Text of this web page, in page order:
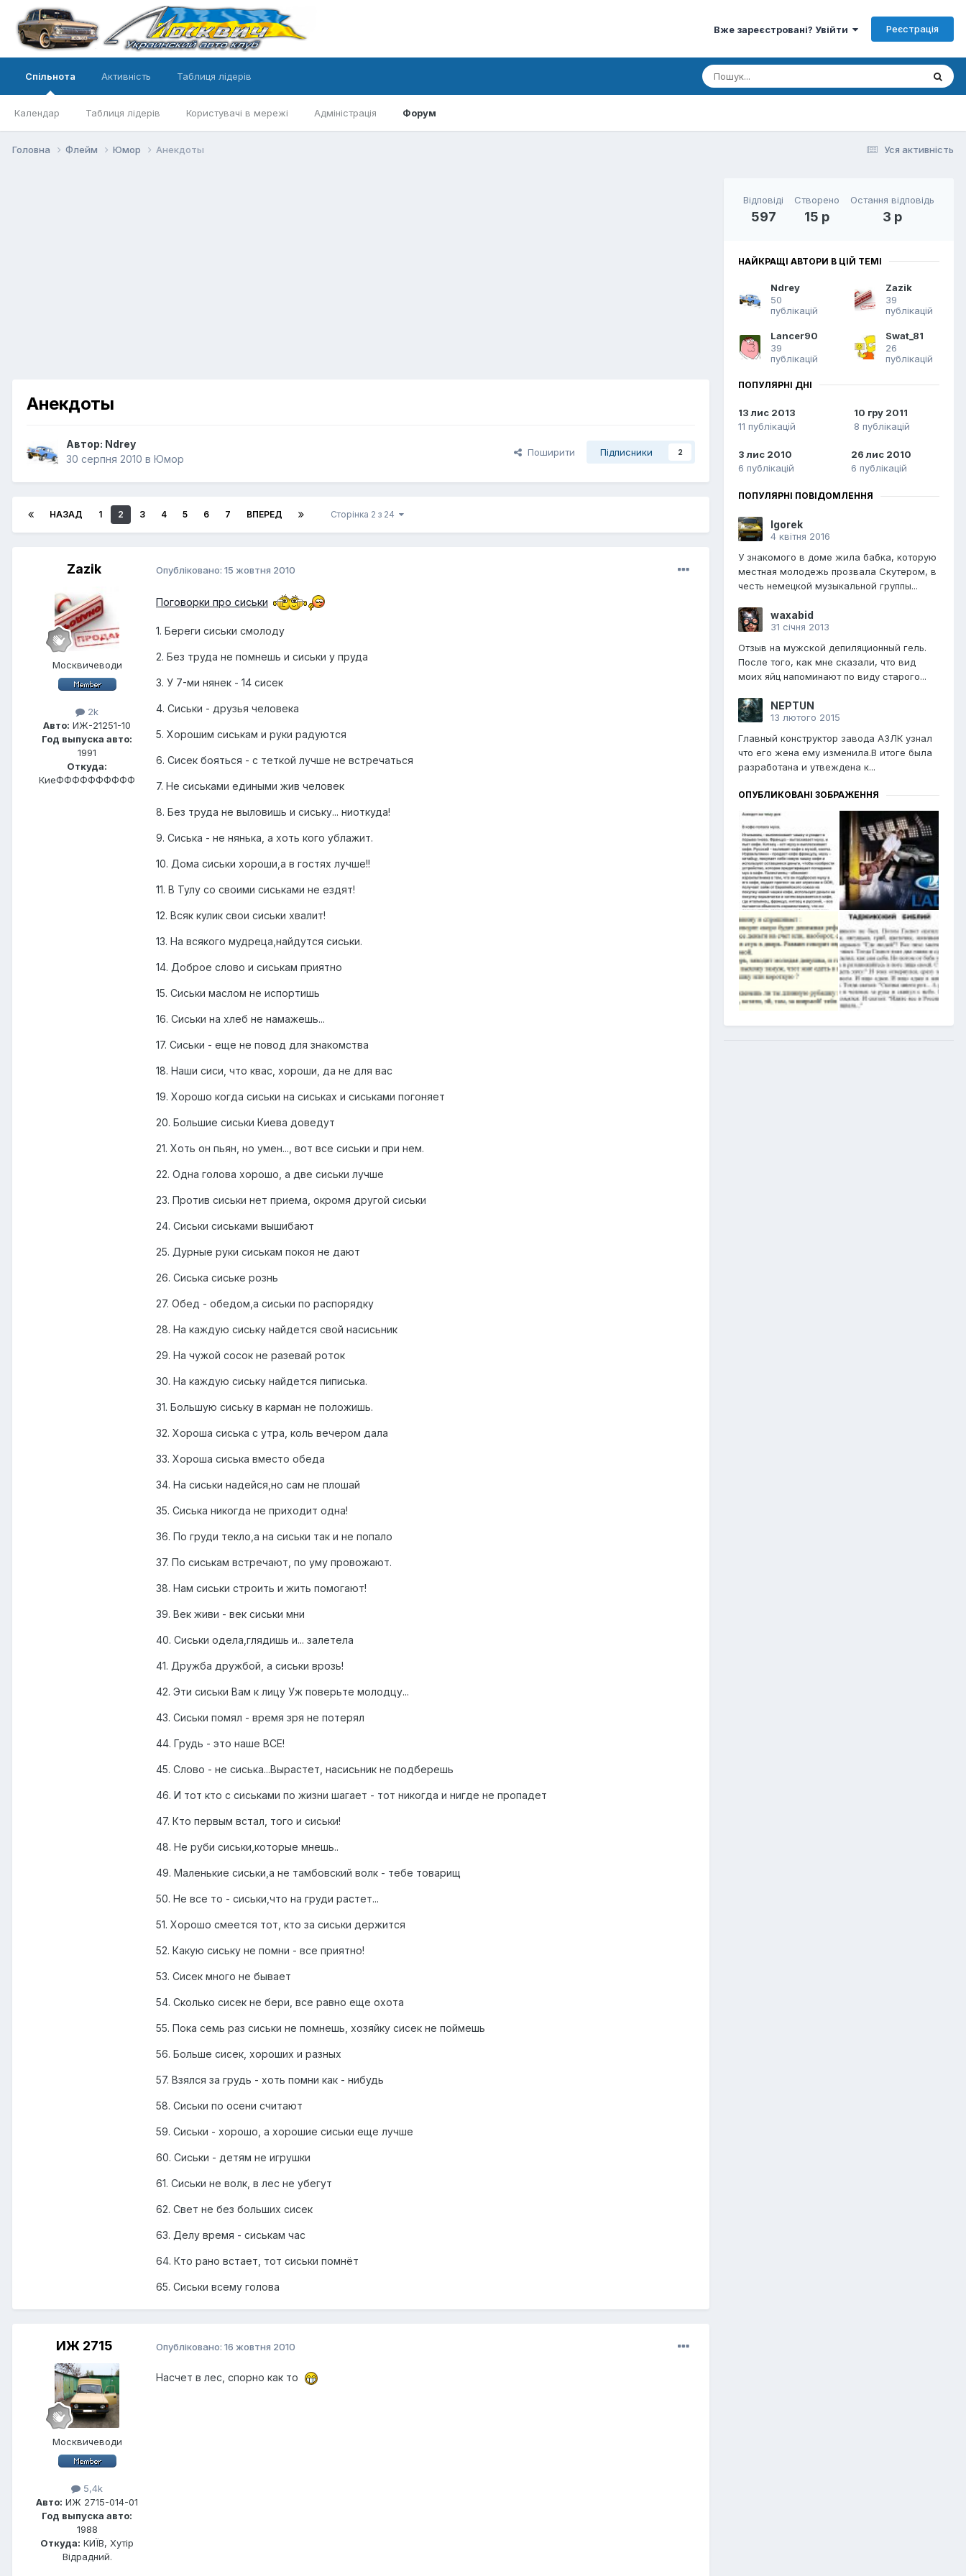
Вже зареєстровані? Увійти Реєстрація
Спільнота
Календар Таблиця лідерів Користувачі в мережі Адміністрація Форум
Активність Таблиця лідерів
Уся активність
Головна Флейм Юмор Анекдоты
Анекдоты
Автор: Ndrey
30 серпня 2010 в Юмор
Поширити Підписники 2
НАЗАД 1 2 3 4 5 6 7 ВПЕРЕД Сторінка 2 з 24
Zazik
Москвичеводи
2k
Авто: ИЖ-21251-10
Год выпуска авто:
1991
Откуда:
КиеФФФФФФФФФФ
Опубліковано: 15 жовтня 2010
Поговорки про сиськи
1. Береги сиськи смолоду
2. Без труда не помнешь и сиськи у пруда
3. У 7-ми нянек - 14 сисек
4. Сиськи - друзья человека
5. Хорошим сиськам и руки радуются
6. Сисек бояться - с теткой лучше не встречаться
7. Не сиськами едиными жив человек
8. Без труда не выловишь и сиську... ниоткуда!
9. Сиська - не нянька, а хоть кого ублажит.
10. Дома сиськи хороши,а в гостях лучше!!
11. В Тулу со своими сиськами не ездят!
12. Всяк кулик свои сиськи хвалит!
13. На всякого мудреца,найдутся сиськи.
14. Доброе слово и сиськам приятно
15. Сиськи маслом не испортишь
16. Сиськи на хлеб не намажешь...
17. Сиськи - еще не повод для знакомства
18. Наши сиси, что квас, хороши, да не для вас
19. Хорошо когда сиськи на сиськах и сиськами погоняет
20. Большие сиськи Киева доведут
21. Хоть он пьян, но умен..., вот все сиськи и при нем.
22. Одна голова хорошо, а две сиськи лучше
23. Против сиськи нет приема, окромя другой сиськи
24. Сиськи сиськами вышибают
25. Дурные руки сиськам покоя не дают
26. Сиська сиське рознь
27. Обед - обедом,а сиськи по распорядку
28. На каждую сиську найдется свой насисьник
29. На чужой сосок не разевай роток
30. На каждую сиську найдется пиписька.
31. Большую сиську в карман не положишь.
32. Хороша сиська с утра, коль вечером дала
33. Хороша сиська вместо обеда
34. На сиськи надейся,но сам не плошай
35. Сиська никогда не приходит одна!
36. По груди текло,а на сиськи так и не попало
37. По сиськам встречают, по уму провожают.
38. Нам сиськи строить и жить помогают!
39. Век живи - век сиськи мни
40. Сиськи одела,глядишь и... залетела
41. Дружба дружбой, а сиськи врозь!
42. Эти сиськи Вам к лицу Уж поверьте молодцу...
43. Сиськи помял - время зря не потерял
44. Грудь - это наше ВСЕ!
45. Слово - не сиська...Вырастет, насисьник не подберешь
46. И тот кто с сиськами по жизни шагает - тот никогда и нигде не пропадет
47. Кто первым встал, того и сиськи!
48. Не руби сиськи,которые мнешь..
49. Маленькие сиськи,а не тамбовский волк - тебе товарищ
50. Не все то - сиськи,что на груди растет...
51. Хорошо смеется тот, кто за сиськи держится
52. Какую сиську не помни - все приятно!
53. Сисек много не бывает
54. Сколько сисек не бери, все равно еще охота
55. Пока семь раз сиськи не помнешь, хозяйку сисек не поймешь
56. Больше сисек, хороших и разных
57. Взялся за грудь - хоть помни как - нибудь
58. Сиськи по осени считают
59. Сиськи - хорошо, а хорошие сиськи еще лучше
60. Сиськи - детям не игрушки
61. Сиськи не волк, в лес не убегут
62. Свет не без больших сисек
63. Делу время - сиськам час
64. Кто рано встает, тот сиськи помнёт
65. Сиськи всему голова
ИЖ 2715
Москвичеводи
5,4k
Авто: ИЖ 2715-014-01
Год выпуска авто:
1988
Откуда: КИЇВ, Хутір
Відрадний.
Опубліковано: 16 жовтня 2010
Насчет в лес, спорно как то
Відповіді
597
Створено
15 р
Остання відповідь
3 р
НАЙКРАЩІ АВТОРИ В ЦІЙ ТЕМІ
Ndrey
50
публікацій
Zazik
39
публікацій
Lancer90
39
публікацій
Swat_81
26
публікацій
ПОПУЛЯРНІ ДНІ
13 лис 2013
11 публікацій
10 гру 2011
8 публікацій
3 лис 2010
6 публікацій
26 лис 2010
6 публікацій
ПОПУЛЯРНІ ПОВІДОМЛЕННЯ
Igorek
4 квітня 2016
У знакомого в доме жила бабка, которую
местная молодежь прозвала Скутером, в
честь немецкой музыкальной группы...
waxabid
31 січня 2013
Отзыв на мужской депиляционный гель.
После того, как мне сказали, что вид
моих яйц напоминают по виду старого...
NEPTUN
13 лютого 2015
Главный конструктор завода АЗЛК узнал
что его жена ему изменила.В итоге была
разработана и утвеждена к...
ОПУБЛИКОВАНІ ЗОБРАЖЕННЯ